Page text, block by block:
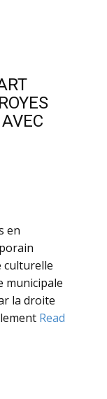
en
culturelle
municipale
la droite
Read